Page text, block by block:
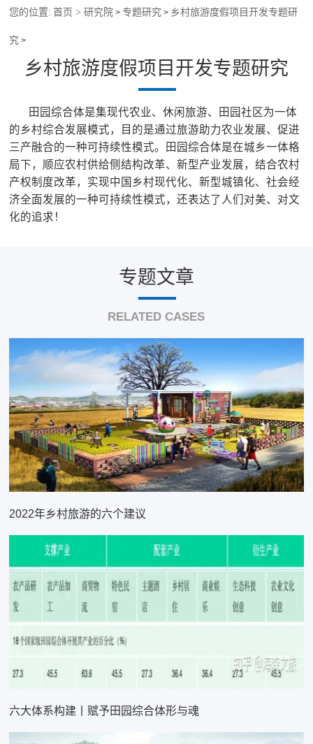
您的位置: 首页 >研究院 >专题研究 > 乡村旅游度假项目开发专题研
究 >
乡村旅游度假项目开发专题研究
田园综合体是集现代农业、休闲旅游、田园社区为一体
的乡村综合发展模式，目的是通过旅游助力农业发展、促进
三产融合的一种可持续性模式。田园综合体是在城乡一体格
局下，顺应农村供给侧结构改革、新型产业发展，结合农村
产权制度改革，实现中国乡村现代化、新型城镇化、社会经
济全面发展的一种可持续性模式，还表达了人们对美、对文
化的追求！
专题文章
RELATED CASES
2022年乡村旅游的六个建议
六大体系构建丨赋予田园综合体形与魂